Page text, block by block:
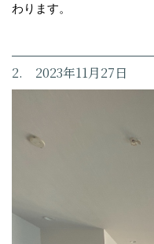
わります。
2. 2023年11月27日